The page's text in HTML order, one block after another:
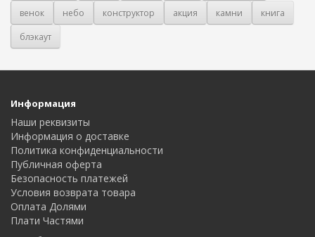
венок
небо конструктор акция камни
книга
блэкаут
Информация
Наши реквизиты
Информация о доставке
Политика конфиденциальности
Публичная оферта
Безопасность платежей
Условия возврата товара
Оплата Долями
Плати Частями